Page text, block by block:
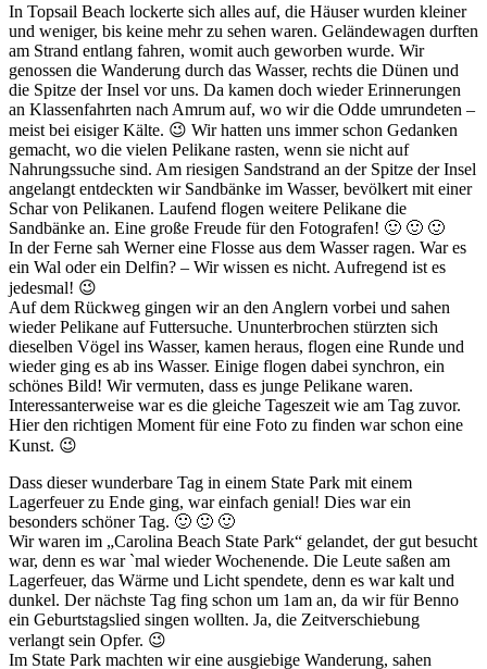
In Topsail Beach lockerte sich alles auf, die Häuser wurden kleiner
und weniger, bis keine mehr zu sehen waren. Geländewagen durften
am Strand entlang fahren, womit auch geworben wurde. Wir
genossen die Wanderung durch das Wasser, rechts die Dünen und
die Spitze der Insel vor uns. Da kamen doch wieder Erinnerungen
an Klassenfahrten nach Amrum auf, wo wir die Odde umrundeten –
meist bei eisiger Kälte. 😉 Wir hatten uns immer schon Gedanken
gemacht, wo die vielen Pelikane rasten, wenn sie nicht auf
Nahrungssuche sind. Am riesigen Sandstrand an der Spitze der Insel
angelangt entdeckten wir Sandbänke im Wasser, bevölkert mit einer
Schar von Pelikanen. Laufend flogen weitere Pelikane die
Sandbänke an. Eine große Freude für den Fotografen! 🙂 🙂 🙂
In der Ferne sah Werner eine Flosse aus dem Wasser ragen. War es
ein Wal oder ein Delfin? – Wir wissen es nicht. Aufregend ist es
jedesmal! 😉
Auf dem Rückweg gingen wir an den Anglern vorbei und sahen
wieder Pelikane auf Futtersuche. Ununterbrochen stürzten sich
dieselben Vögel ins Wasser, kamen heraus, flogen eine Runde und
wieder ging es ab ins Wasser. Einige flogen dabei synchron, ein
schönes Bild! Wir vermuten, dass es junge Pelikane waren.
Interessanterweise war es die gleiche Tageszeit wie am Tag zuvor.
Hier den richtigen Moment für eine Foto zu finden war schon eine
Kunst. 😉
Dass dieser wunderbare Tag in einem State Park mit einem
Lagerfeuer zu Ende ging, war einfach genial! Dies war ein
besonders schöner Tag. 🙂 🙂 🙂
Wir waren im „Carolina Beach State Park“ gelandet, der gut besucht
war, denn es war `mal wieder Wochenende. Die Leute saßen am
Lagerfeuer, das Wärme und Licht spendete, denn es war kalt und
dunkel. Der nächste Tag fing schon um 1am an, da wir für Benno
ein Geburtstagslied singen wollten. Ja, die Zeitverschiebung
verlangt sein Opfer. 😉
Im State Park machten wir eine ausgiebige Wanderung, sahen